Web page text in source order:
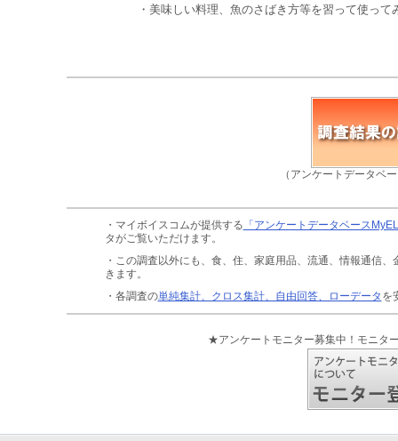
・美味しい料理、魚のさばき方等を習って使って
（アンケートデータベ
・マイボイスコムが提供する 「アンケートデータベース
タがご覧いただけます。
・この調査以外にも、食、住、家庭用品、流通、情報通信、
きます。
・各調査の単純集計、クロス集計、自由回答、ローデータ を
★アンケートモニター募集中！モニタ